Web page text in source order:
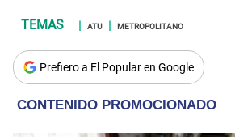
ATU METROPOLITANO
Prefiero a El Popular en Google